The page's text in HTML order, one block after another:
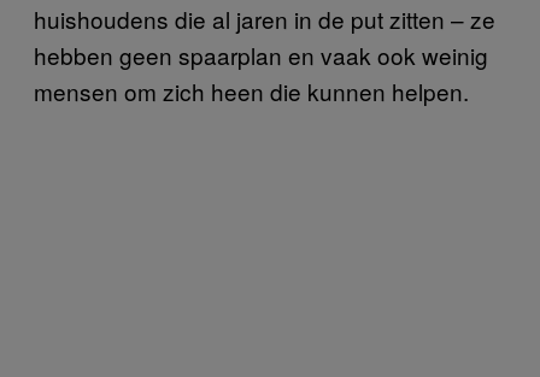
huishoudens die al jaren in de put zitten – ze
hebben geen spaarplan en vaak ook weinig
mensen om zich heen die kunnen helpen.